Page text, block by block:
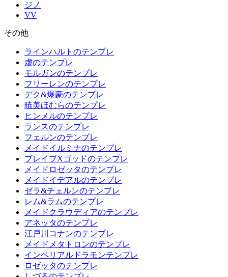
ジノ
VV
その他
ラインハルトのテンプレ
虚のテンプレ
モルガンのテンプレ
フリーレンのテンプレ
デク&爆豪のテンプレ
暁美ほむらのテンプレ
ヒンメルのテンプレ
ランスのテンプレ
フェルンのテンプレ
メイドイルミナのテンプレ
ブレイブXゴッドのテンプレ
メイドロゼッタのテンプレ
メイドイデアルのテンプレ
ゼラ&チェルンのテンプレ
レム&ラムのテンプレ
メイドクラウディアのテンプレ
アネッタのテンプレ
江戸川コナンのテンプレ
メイドメタトロンのテンプレ
インペリアルドラモンテンプレ
ロゼッタのテンプレ